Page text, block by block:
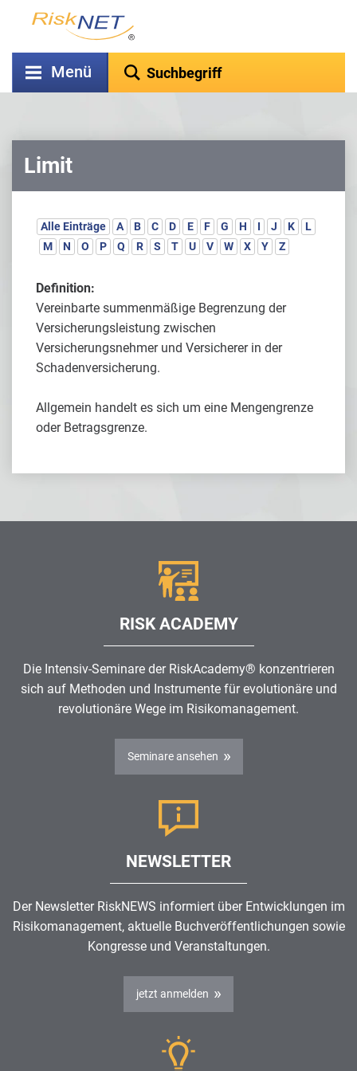
Menü
Limit
Alle Einträge A B C D E F G H I J K
L
M
N O P Q R S T U V W X Y Z
Definition:
Vereinbarte summenmäßige Begrenzung der
Versicherungsleistung zwischen
Versicherungsnehmer und Versicherer in der
Schadenversicherung.
Allgemein handelt es sich um eine Mengengrenze
oder Betragsgrenze.
RISK ACADEMY
Die Intensiv-Seminare der RiskAcademy® konzentrieren
sich auf Methoden und Instrumente für evolutionäre und
revolutionäre Wege im Risikomanagement.
Seminare ansehen
NEWSLETTER
Der Newsletter RiskNEWS informiert über Entwicklungen im
Risikomanagement, aktuelle Buchveröffentlichungen sowie
Kongresse und Veranstaltungen.
jetzt anmelden